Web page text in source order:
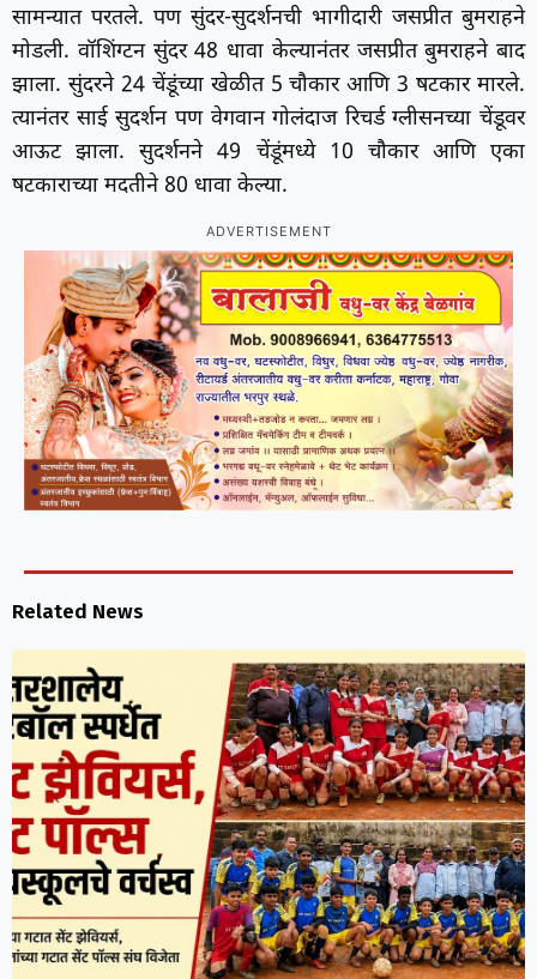
सामन्यात परतले. पण सुंदर-सुदर्शनची भागीदारी जसप्रीत बुमराहने
मोडली. वॉशिंग्टन सुंदर 48 धावा केल्यानंतर जसप्रीत बुमराहने बाद
झाला. सुंदरने 24 चेंडूंच्या खेळीत 5 चौकार आणि 3 षटकार मारले.
त्यानंतर साई सुदर्शन पण वेगवान गोलंदाज रिचर्ड ग्लीसनच्या चेंडूवर
आऊट झाला. सुदर्शनने 49 चेंडूंमध्ये 10 चौकार आणि एका
षटकाराच्या मदतीने 80 धावा केल्या.
ADVERTISEMENT
Related News